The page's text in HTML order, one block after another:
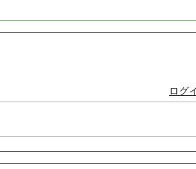
ログ